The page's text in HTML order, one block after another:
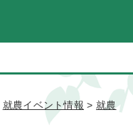
就農イベント情報 > 就農